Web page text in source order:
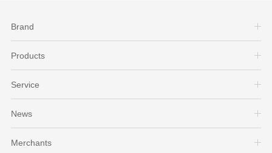
Brand
Products
Service
News
Merchants